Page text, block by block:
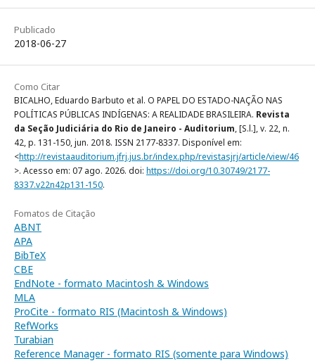
Publicado
2018-06-27
Como Citar
BICALHO, Eduardo Barbuto et al. O PAPEL DO ESTADO-NAÇÃO NAS
POLÍTICAS PÚBLICAS INDÍGENAS: A REALIDADE BRASILEIRA. Revista
da Seção Judiciária do Rio de Janeiro - Auditorium, [S.l.], v. 22, n.
42, p. 131-150, jun. 2018. ISSN 2177-8337. Disponível em:
<http://revistaauditorium.jfrj.jus.br/index.php/revistasjrj/article/view/46
>. Acesso em: 07 ago. 2026. doi: https://doi.org/10.30749/2177-
8337.v22n42p131-150.
Fomatos de Citação
ABNT
APA
BibTeX
CBE
EndNote - formato Macintosh & Windows
MLA
ProCite - formato RIS (Macintosh & Windows)
RefWorks
Turabian
Reference Manager - formato RIS (somente para Windows)